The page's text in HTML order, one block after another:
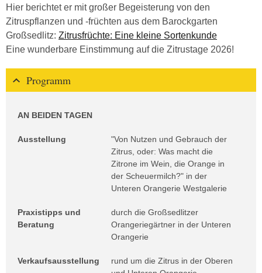
Hier berichtet er mit großer Begeisterung von den
Zitruspflanzen und -früchten aus dem Barockgarten
Großsedlitz: Zitrusfrüchte: Eine kleine Sortenkunde
Eine wunderbare Einstimmung auf die Zitrustage 2026!
Programm
AN BEIDEN TAGEN
Ausstellung
"Von Nutzen und Gebrauch der
Zitrus, oder: Was macht die
Zitrone im Wein, die Orange in
der Scheuermilch?" in der
Unteren Orangerie Westgalerie
Praxistipps und
Beratung
durch die Großsedlitzer
Orangeriegärtner in der Unteren
Orangerie
Verkaufsausstellung
rund um die Zitrus in der Oberen